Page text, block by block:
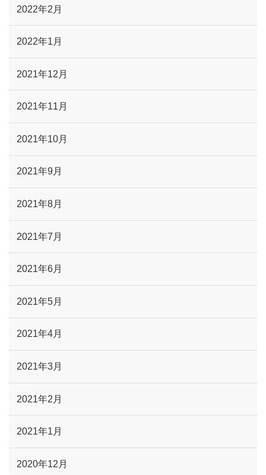
2022年2月
2022年1月
2021年12月
2021年11月
2021年10月
2021年9月
2021年8月
2021年7月
2021年6月
2021年5月
2021年4月
2021年3月
2021年2月
2021年1月
2020年12月